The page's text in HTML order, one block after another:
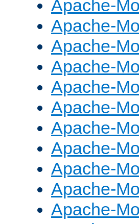
Apache-
Apache-
Apache-
Apache-
Apache-
Apache-
Apache-
Apache-
Apache-
Apache-
Apache-